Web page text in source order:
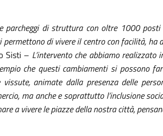
parcheggi di struttura con oltre 1000
di vivere il centro con facilità, ha
Sisti – L’intervento che abbiamo
che questi cambiamenti si possono
animate dalla presenza delle
ma anche e soprattutto l’inclusione
a vivere le piazze della nostra città,